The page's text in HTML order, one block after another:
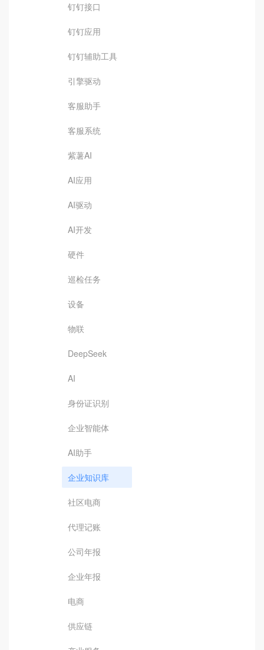
钉钉接口
钉钉应用
钉钉辅助工具
引擎驱动
客服助手
客服系统
紫薯AI
AI应用
AI驱动
AI开发
硬件
巡检任务
设备
物联
DeepSeek
AI
身份证识别
企业智能体
AI助手
企业知识库
社区电商
代理记账
公司年报
企业年报
电商
供应链